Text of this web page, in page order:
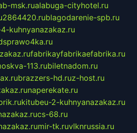
msk.rualabuga-cityhotel.ru
2864420.rublagodarenie-spb.ru
kuhnyanazakaz.ru
fabrikayfabrikaefabrika.ru
113.rubiletnadom.ru
brazzers-hd.ruz-host.ru
naperekate.ru
kitubeu-2-kuhnyanazakaz.ru
cs-68.ru
mir-tk.ruvlknrussia.ru